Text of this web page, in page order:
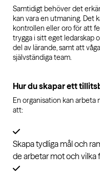
Samtidigt behöver det
kan vara en utmaning. Det
kontrollen eller oro för att
trygga i sitt eget ledarskap
del av lärande, samt att
självständiga team.
Hur du skapar ett
En organisation kan
att:
Skapa tydliga mål och
de arbetar mot och vilka